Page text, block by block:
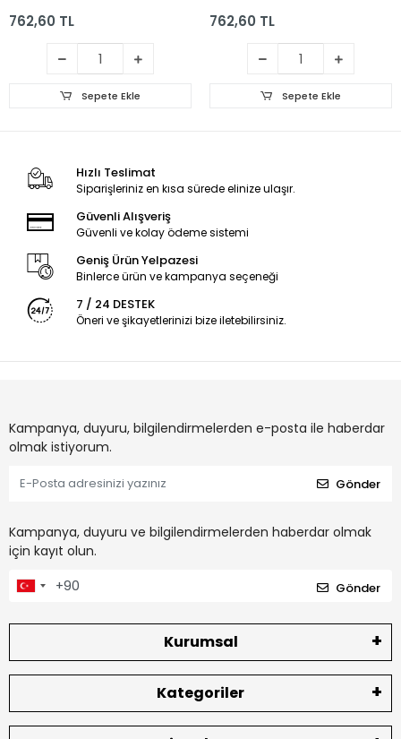
762,60 TL
Sepete Ekle
Extruder Dişli Seti -
762,60 TL
Sepete Ekle
Hızlı Teslimat
Siparişleriniz en kısa sürede elinize ulaşır.
Güvenli Alışveriş
Güvenli ve kolay ödeme sistemi
Geniş Ürün Yelpazesi
Binlerce ürün ve kampanya seçeneği
7 / 24 DESTEK
Öneri ve şikayetlerinizi bize iletebilirsiniz.
Kampanya, duyuru, bilgilendirmelerden e-posta ile haberdar
olmak istiyorum.
Gönder
Kampanya, duyuru ve bilgilendirmelerden haberdar olmak
için kayıt olun.
Gönder
Kurumsal
Kategoriler